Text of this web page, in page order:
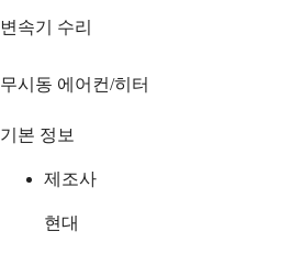
변속기 수리
무시동 에어컨/히터
기본 정보
제조사
현대